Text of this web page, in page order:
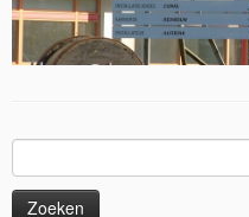
naar: